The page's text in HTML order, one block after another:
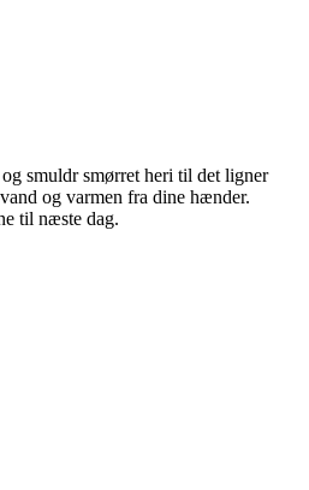
smuldr smørret heri til det ligner
og varmen fra dine hænder.
til næste dag.